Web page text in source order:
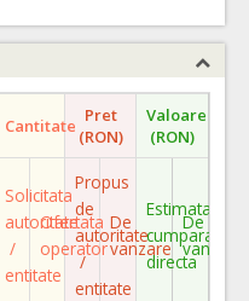
Cantitate Pret
(RON)
Valoare
(RON)
Solicitata
autoritate
/
entitate
Ofertata
operator
Propus
de
autoritate
/
entitate
De
vanzare
Estimata
cumparare
directa
De
vanzare